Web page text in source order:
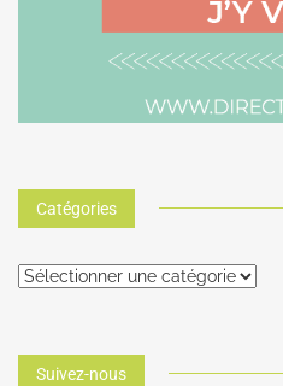
Catégories
Suivez-nous